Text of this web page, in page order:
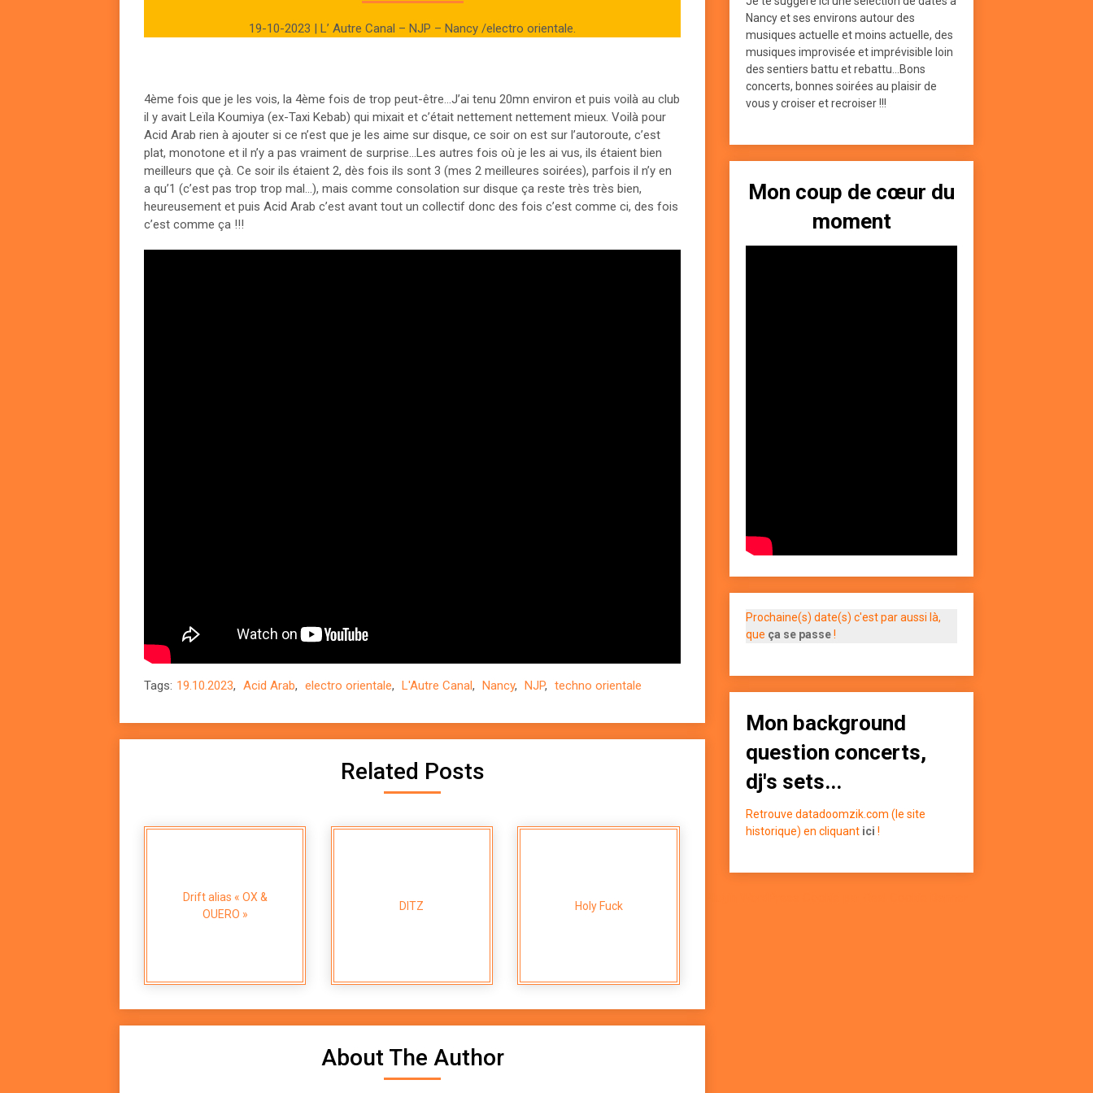
19-10-2023 | L’ Autre Canal – NJP – Nancy /electro orientale.
4ème fois que je les vois, la 4ème fois de trop peut-être…J’ai tenu 20mn environ et puis voilà au club
il y avait Leïla Koumiya (ex-Taxi Kebab) qui mixait et c’était nettement nettement mieux. Voilà pour
Acid Arab rien à ajouter si ce n’est que je les aime sur disque, ce soir on est sur l’autoroute, c’est
plat, monotone et il n’y a pas vraiment de surprise…Les autres fois où je les ai vus, ils étaient bien
meilleurs que çà. Ce soir ils étaient 2, dès fois ils sont 3 (mes 2 meilleures soirées), parfois il n’y en
a qu’1 (c’est pas trop trop mal…), mais comme consolation sur disque ça reste très très bien,
heureusement et puis Acid Arab c’est avant tout un collectif donc des fois c’est comme ci, des fois
c’est comme ça !!!
Tags: 19.10.2023, Acid Arab, electro orientale, L'Autre Canal, Nancy, NJP, techno orientale
Related Posts
Drift alias « OX &
OUERO »
DITZ Holy Fuck
About The Author
Nancy et ses environs autour des
musiques actuelle et moins actuelle, des
musiques improvisée et imprévisible loin
des sentiers battu et rebattu...Bons
concerts, bonnes soirées au plaisir de
vous y croiser et recroiser !!!
Mon coup de cœur du
moment
Prochaine(s) date(s) c'est par aussi là,
que ça se passe!
Mon background
question concerts,
dj's sets...
Retrouve datadoomzik.com (le site
historique) en cliquant ici !